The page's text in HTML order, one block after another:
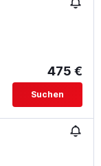
475 €
Suchen